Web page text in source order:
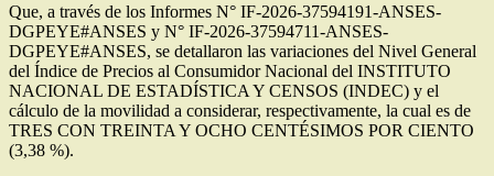
Que, a través de los Informes N° IF-2026-37594191-ANSES-
DGPEYE#ANSES y N° IF-2026-37594711-ANSES-
DGPEYE#ANSES, se detallaron las variaciones del Nivel General
del Índice de Precios al Consumidor Nacional del INSTITUTO
NACIONAL DE ESTADÍSTICA Y CENSOS (INDEC) y el
cálculo de la movilidad a considerar, respectivamente, la cual es de
TRES CON TREINTA Y OCHO CENTÉSIMOS POR CIENTO
(3,38 %).